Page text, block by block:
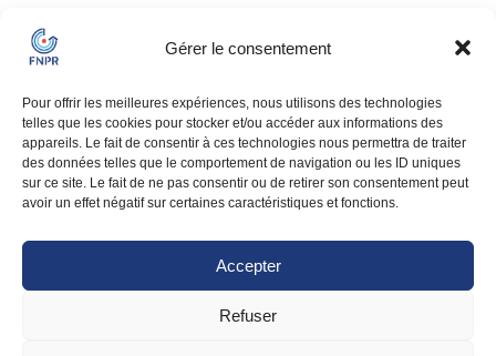
Gérer le consentement
Pour offrir les meilleures expériences, nous utilisons des technologies
telles que les cookies pour stocker et/ou accéder aux informations des
appareils. Le fait de consentir à ces technologies nous permettra de traiter
des données telles que le comportement de navigation ou les ID uniques
sur ce site. Le fait de ne pas consentir ou de retirer son consentement peut
avoir un effet négatif sur certaines caractéristiques et fonctions.
Accepter
Refuser